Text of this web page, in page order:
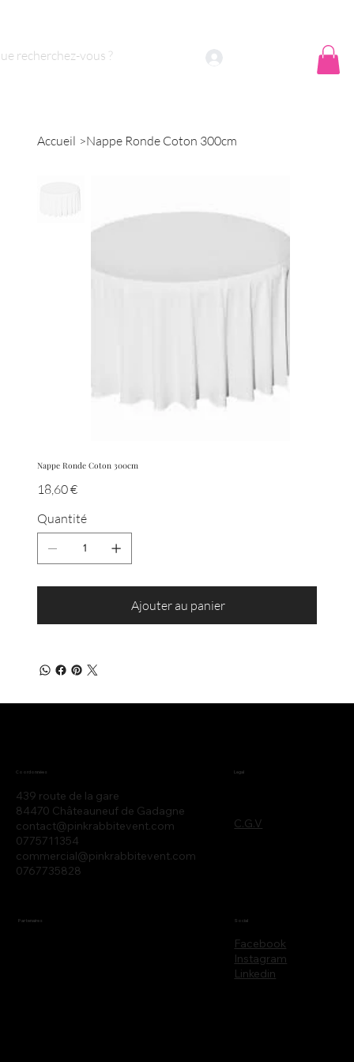
nous ?
Accueil >Nappe Ronde Coton 300cm
Nappe Ronde Coton 300cm
Prix
18,60 €
Quantité
Ajouter au panier
439 route de la gare
84470 Châteauneuf de Gadagne
contact@pinkrabbitevent.com
0775711354
commercial@pinkrabbitevent.com
0767735828
Coordonnées
C.G.V
Legal
Partenaires
Facebook
Instagram
Linkedin
Social